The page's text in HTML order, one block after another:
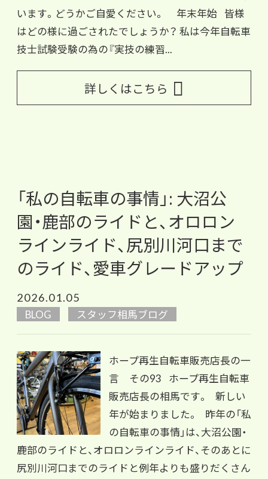
います。どうかご自愛ください。 年末年始 皆様
はどの様に過ごされたでしょうか？ 私は今年自転車
技士試験受験の為の『実技の練習...
詳しくはこちら
「私の自転車の事情」: 大沼公
園・鹿部のライドと、オロロン
ラインライド、尻別川河口まで
のライド、愛車グレードアップ
2026.01.05
BLOG スタッフ相馬ブログ
ホープ再生自転車販売店長の一
言 その93 ホープ再生自転車
販売店長の相馬です。 新しい
年が始まりました。 昨年の「私
の自転車の事情」は、大沼公園・
鹿部のライドと、オロロンラインライド、そのあとに
尻別川河口までのライドと例年よりも盛りだくさん